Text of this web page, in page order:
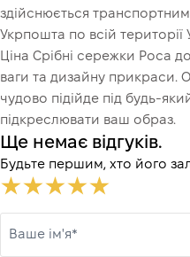
здійснюється
Укрпошта по всій території
Ціна Срібні сережки Роса
ваги та дизайну прикраси.
чудово підійде під будь-
підкреслювати ваш образ.
Ще немає відгуків.
Будьте першим, хто його
Ваше ім'я*